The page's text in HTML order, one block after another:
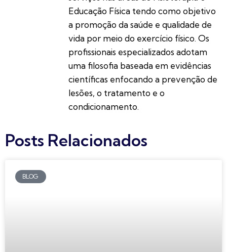
Educação Física tendo como objetivo
a promoção da saúde e qualidade de
vida por meio do exercício físico. Os
profissionais especializados adotam
uma filosofia baseada em evidências
científicas enfocando a prevenção de
lesões, o tratamento e o
condicionamento.
Posts Relacionados
BLOG